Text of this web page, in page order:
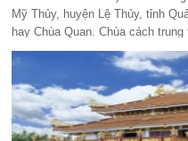
Mỹ Thủy, huyện Lệ Thủy, tỉnh
hay Chùa Quan. Chùa cách
lộ 1A 3 km.